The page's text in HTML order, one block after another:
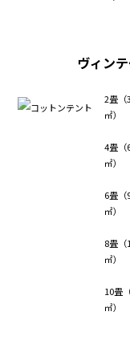
ヴィン
2畳（
㎡）
4畳（
㎡）
6畳（
㎡）
8畳（
㎡）
10畳
㎡）